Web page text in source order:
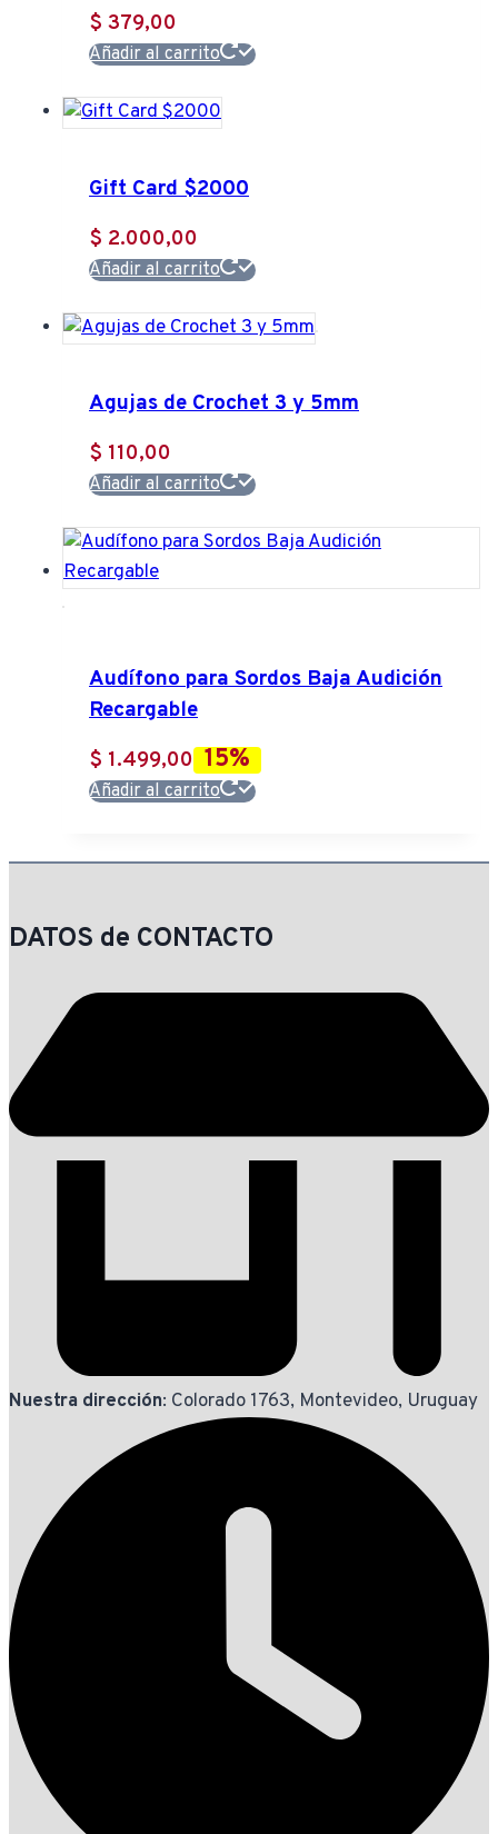
$ 379,00
Añadir al carrito
Gift Card $2000
$ 2.000,00
Añadir al carrito
Agujas de Crochet 3 y 5mm
$ 110,00
Añadir al carrito
Audífono para Sordos Baja Audición
Recargable
$ 1.499,00 15%
Añadir al carrito
DATOS de CONTACTO
Nuestra dirección: Colorado 1763, Montevideo, Uruguay